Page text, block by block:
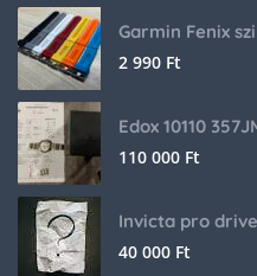
Garmin Fenix
2 990 Ft
Edox 10110
110 000 Ft
Invicta pro
40 000 Ft